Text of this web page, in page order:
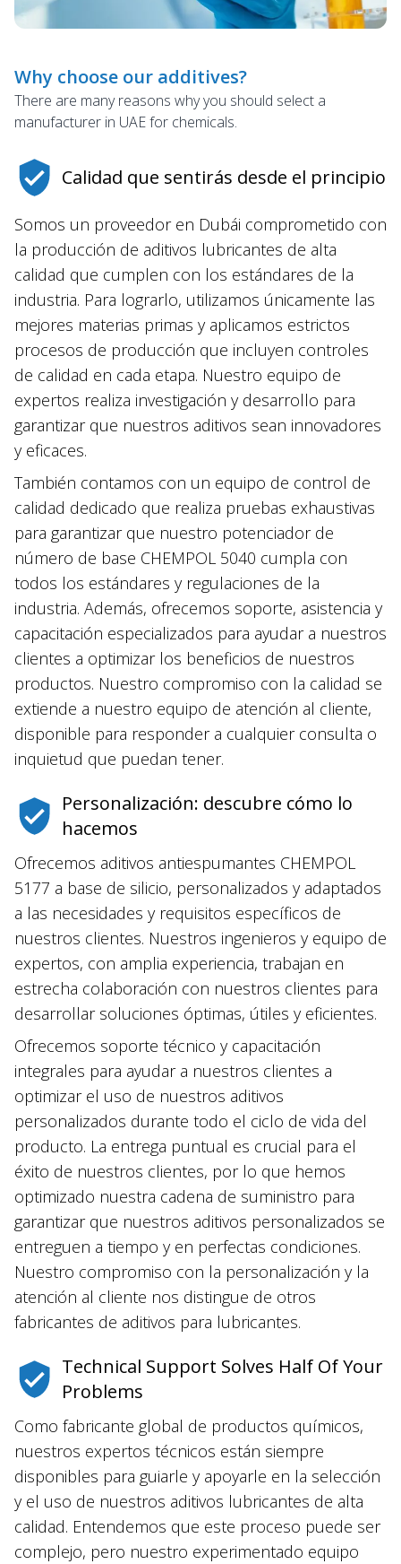
Why choose our additives?
There are many reasons why you should select a
manufacturer in UAE for chemicals.
Calidad que sentirás desde el principio
Somos un proveedor en Dubái comprometido con
la producción de aditivos lubricantes de alta
calidad que cumplen con los estándares de la
industria. Para lograrlo, utilizamos únicamente las
mejores materias primas y aplicamos estrictos
procesos de producción que incluyen controles
de calidad en cada etapa. Nuestro equipo de
expertos realiza investigación y desarrollo para
garantizar que nuestros aditivos sean innovadores
y eficaces.
También contamos con un equipo de control de
calidad dedicado que realiza pruebas exhaustivas
para garantizar que nuestro potenciador de
número de base CHEMPOL 5040 cumpla con
todos los estándares y regulaciones de la
industria. Además, ofrecemos soporte, asistencia y
capacitación especializados para ayudar a nuestros
clientes a optimizar los beneficios de nuestros
productos. Nuestro compromiso con la calidad se
extiende a nuestro equipo de atención al cliente,
disponible para responder a cualquier consulta o
inquietud que puedan tener.
Personalización: descubre cómo lo
hacemos
Ofrecemos aditivos antiespumantes CHEMPOL
5177 a base de silicio, personalizados y adaptados
a las necesidades y requisitos específicos de
nuestros clientes. Nuestros ingenieros y equipo de
expertos, con amplia experiencia, trabajan en
estrecha colaboración con nuestros clientes para
desarrollar soluciones óptimas, útiles y eficientes.
Ofrecemos soporte técnico y capacitación
integrales para ayudar a nuestros clientes a
optimizar el uso de nuestros aditivos
personalizados durante todo el ciclo de vida del
producto. La entrega puntual es crucial para el
éxito de nuestros clientes, por lo que hemos
optimizado nuestra cadena de suministro para
garantizar que nuestros aditivos personalizados se
entreguen a tiempo y en perfectas condiciones.
Nuestro compromiso con la personalización y la
atención al cliente nos distingue de otros
fabricantes de aditivos para lubricantes.
Technical Support Solves Half Of Your
Problems
Como fabricante global de productos químicos,
nuestros expertos técnicos están siempre
disponibles para guiarle y apoyarle en la selección
y el uso de nuestros aditivos lubricantes de alta
calidad. Entendemos que este proceso puede ser
complejo, pero nuestro experimentado equipo